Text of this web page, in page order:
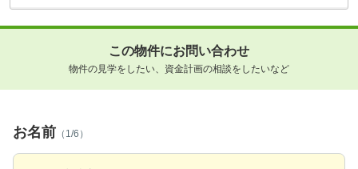
この物件にお問い合わせ
物件の見学をしたい、資金計画の相談をしたいなど
お名前 （1/6）